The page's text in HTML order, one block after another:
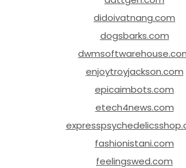
didoivatnang.com
dogsbarks.com
enjoytroyjackson.com
epicaimbots.com
etech4news.com
fashionistani.com
feelingswed.com